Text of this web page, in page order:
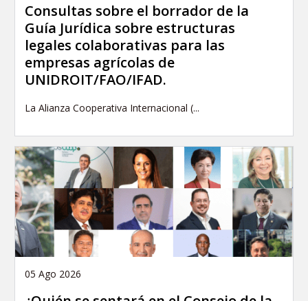
Consultas sobre el borrador de la
Guía Jurídica sobre estructuras
legales colaborativas para las
empresas agrícolas de
UNIDROIT/FAO/IFAD.
La Alianza Cooperativa Internacional (...
05 Ago 2026